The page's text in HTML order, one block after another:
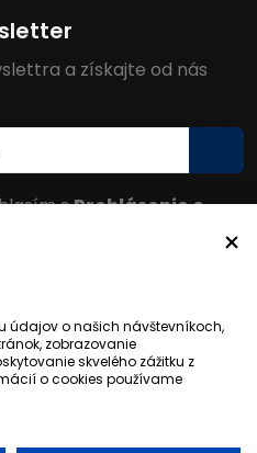
a získajte od nás
sPrehlásenie o
údajov o našich návštevníkoch,
zobrazovanie
skvelého zážitku z
o cookies používame